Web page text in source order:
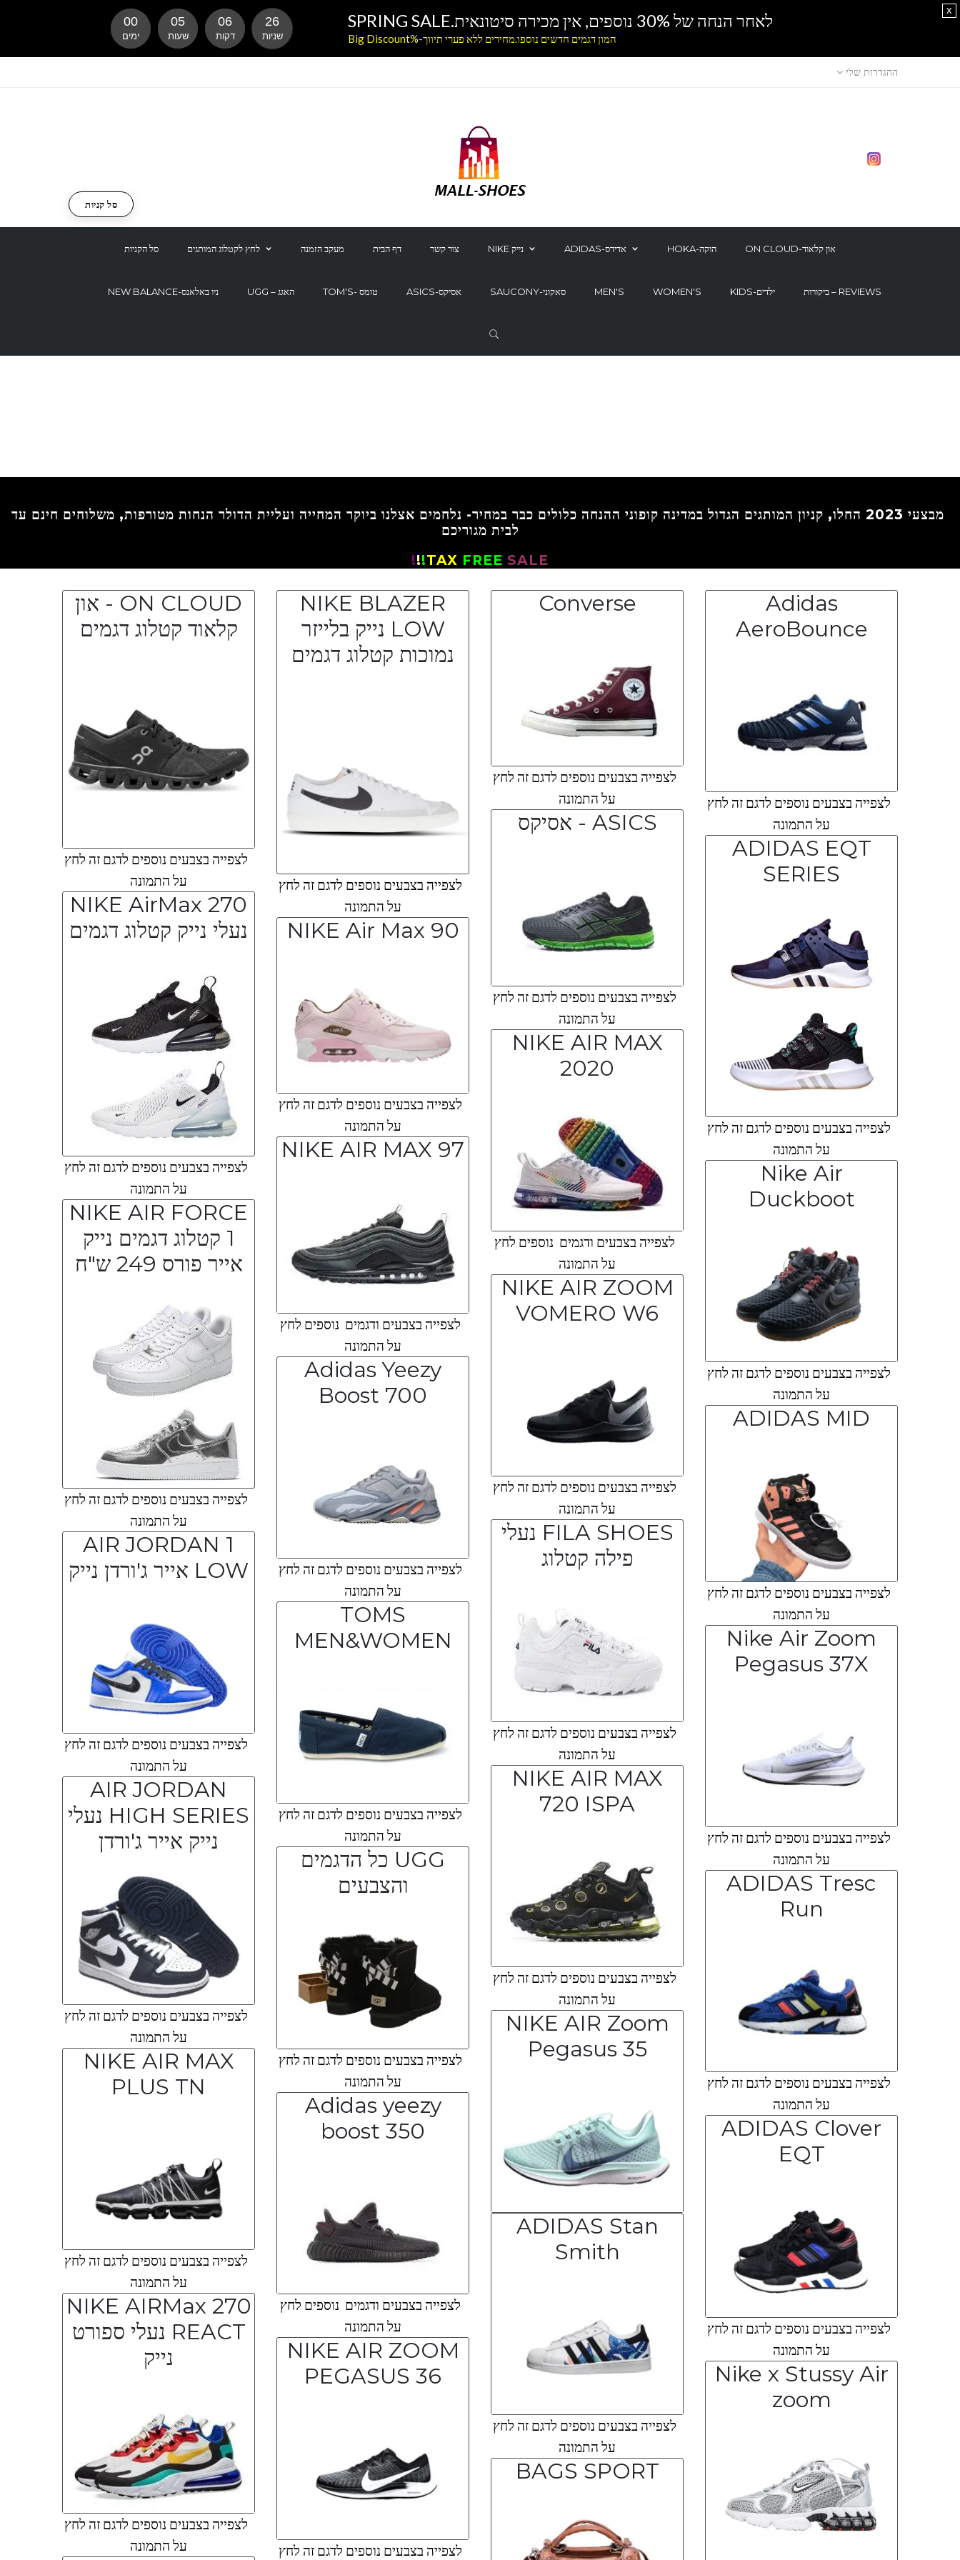
ההגדרות שלי
סל הקניות לחץ לקטלוג המותגים מעקב הזמנה דף הבית צור קשר NIKE נייק ADIDAS-אדידס HOKA-הוקה ON CLOUD-און קלאוד
NEW BALANCE-ניו באלאנס UGG – האגג TOM'S- טומס ASICS-אסיקס SAUCONY-סאקוני MEN'S WOMEN'S KIDS-ילדים ביקורות – REVIEWS
סל קניות
מבצעי
משלוחים חינם עד
לבית מגוריכם
TAX FREE SALE
!
!
!
ON CLOUD - און
קלאוד קטלוג דגמים
לצפייה בצבעים נוספים לדגם זה לחץ
על התמונה
NIKE AirMax 270
נעלי נייק קטלוג דגמים
לצפייה בצבעים נוספים לדגם זה לחץ
על התמונה
NIKE AIR FORCE
1 קטלוג דגמים נייק
אייר פורס 249 ש"ח
לצפייה בצבעים נוספים לדגם זה לחץ
על התמונה
AIR JORDAN 1
LOW אייר ג'ורדן נייק
לצפייה בצבעים נוספים לדגם זה לחץ
על התמונה
AIR JORDAN
HIGH SERIES נעלי
נייק אייר ג'ורדן
לצפייה בצבעים נוספים לדגם זה לחץ
על התמונה
NIKE AIR MAX
PLUS TN
לצפייה בצבעים נוספים לדגם זה לחץ
על התמונה
NIKE AIRMax 270
REACT נעלי ספורט
נייק
לצפייה בצבעים נוספים לדגם זה לחץ
על התמונה
NIKE BLAZER
LOW נייק בלייזר
נמוכות קטלוג דגמים
לצפייה בצבעים נוספים לדגם זה לחץ
על התמונה
NIKE Air Max 90
לצפייה בצבעים נוספים לדגם זה לחץ
על התמונה
NIKE AIR MAX 97
לצפייה בצבעים ודגמים נוספים לחץ
על התמונה
Adidas Yeezy
Boost 700
לצפייה בצבעים נוספים לדגם זה לחץ
על התמונה
TOMS
MEN&WOMEN
לצפייה בצבעים נוספים לדגם זה לחץ
על התמונה
UGG כל הדגמים
והצבעים
לצפייה בצבעים נוספים לדגם זה לחץ
על התמונה
Adidas yeezy
boost 350
לצפייה בצבעים ודגמים נוספים לחץ
על התמונה
NIKE AIR ZOOM
PEGASUS 36
לצפייה בצבעים נוספים לדגם זה לחץ
Converse
לצפייה בצבעים נוספים לדגם זה לחץ
על התמונה
ASICS - אסיקס
לצפייה בצבעים נוספים לדגם זה לחץ
על התמונה
NIKE AIR MAX
2020
לצפייה בצבעים ודגמים נוספים לחץ
על התמונה
NIKE AIR ZOOM
VOMERO W6
לצפייה בצבעים נוספים לדגם זה לחץ
על התמונה
FILA SHOES נעלי
פילה קטלוג
לצפייה בצבעים נוספים לדגם זה לחץ
על התמונה
NIKE AIR MAX
720 ISPA
לצפייה בצבעים נוספים לדגם זה לחץ
על התמונה
NIKE AIR Zoom
Pegasus 35
ADIDAS Stan
Smith
לצפייה בצבעים נוספים לדגם זה לחץ
על התמונה
BAGS SPORT
Adidas
AeroBounce
לצפייה בצבעים נוספים לדגם זה לחץ
על התמונה
ADIDAS EQT
SERIES
לצפייה בצבעים נוספים לדגם זה לחץ
על התמונה
Nike Air
Duckboot
לצפייה בצבעים נוספים לדגם זה לחץ
על התמונה
ADIDAS MID
לצפייה בצבעים נוספים לדגם זה לחץ
על התמונה
Nike Air Zoom
Pegasus 37X
לצפייה בצבעים נוספים לדגם זה לחץ
על התמונה
ADIDAS Tresc
Run
לצפייה בצבעים נוספים לדגם זה לחץ
על התמונה
ADIDAS Clover
EQT
לצפייה בצבעים נוספים לדגם זה לחץ
על התמונה
Nike x Stussy Air
zoom
לאחר הנחה של 30% נוספים, אין מכירה סיטונאית.SPRING SALE
המון דגמים חדשים נוספו.מחירים ללא פערי תיווך-%Big Discount
00
ימים
05
שעות
06
דקות
25
שניות
x